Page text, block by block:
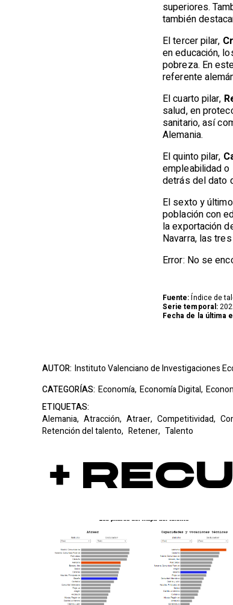
superiores.
también
El tercer pilar,
en educación,
pobreza. En
referente
El cuarto pilar,
salud, en
sanitario, así
Alemania.
El quinto pilar,
empleabilidad o
detrás del dato
El sexto y
población con
la exportación
Navarra, las
Error: No se
Fuente:Índice de
Serie temporal:
Fecha de la última
AUTOR: Instituto Valenciano de Investigaciones
CATEGORÍAS: Economía, Economía Digital,
ETIQUETAS:
Alemania, Atracción, Atraer, Competitividad,
Retención del talento, Retener, Talento
+